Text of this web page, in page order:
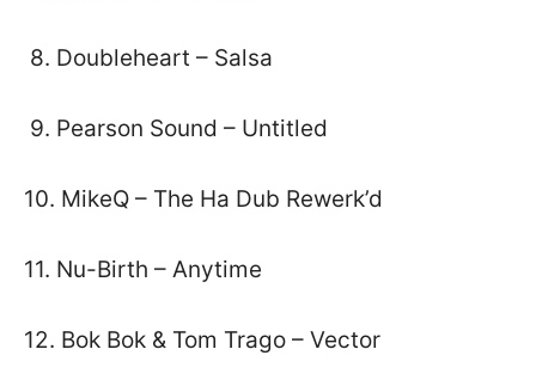
8. Doubleheart – Salsa
9. Pearson Sound – Untitled
10. MikeQ – The Ha Dub Rewerk’d
11. Nu-Birth – Anytime
12. Bok Bok & Tom Trago – Vector